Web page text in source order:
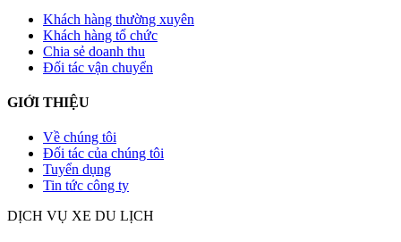
Khách hàng thường xuyên
Khách hàng tổ chức
Chia sẻ doanh thu
Đối tác vận chuyển
GIỚI THIỆU
Về chúng tôi
Đối tác của chúng tôi
Tuyển dụng
Tin tức công ty
DỊCH VỤ XE DU LỊCH